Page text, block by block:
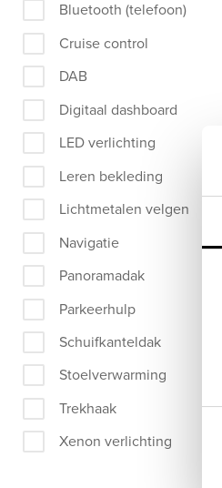
Bluetooth (telefoon)
Cruise control
DAB
Digitaal dashboard
LED verlichting
Leren bekleding
Lichtmetalen velgen
Navigatie
Panoramadak
Parkeerhulp
Schuifkanteldak
Stoelverwarming
Trekhaak
Xenon verlichting